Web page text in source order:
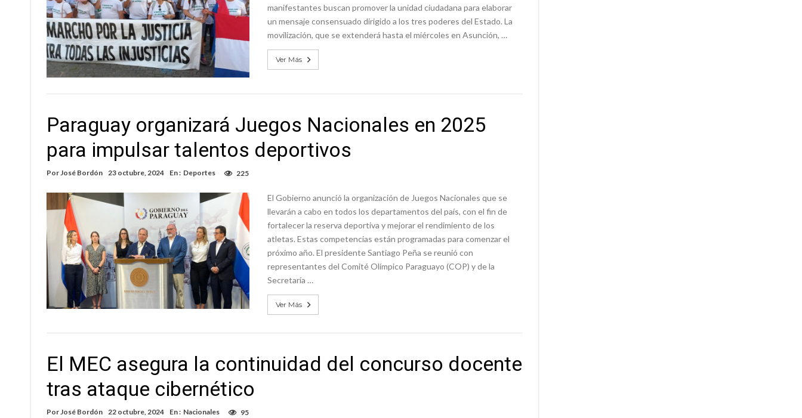
manifestantes buscan promover la unidad ciudadana para elaborar
un mensaje consensuado dirigido a los tres poderes del Estado. La
movilización, que se extenderá hasta el miércoles en Asunción, …
Ver Más
Paraguay organizará Juegos Nacionales en 2025
para impulsar talentos deportivos
Por José Bordón 23 octubre, 2024 En : Deportes 225
El Gobierno anunció la organización de Juegos Nacionales que se
llevarán a cabo en todos los departamentos del país, con el fin de
fortalecer la reserva deportiva y mejorar el rendimiento de los
atletas. Estas competencias están programadas para comenzar el
próximo año. El presidente Santiago Peña se reunió con
representantes del Comité Olímpico Paraguayo (COP) y de la
Secretaría …
Ver Más
El MEC asegura la continuidad del concurso docente
tras ataque cibernético
Por José Bordón 22 octubre, 2024 En : Nacionales 95